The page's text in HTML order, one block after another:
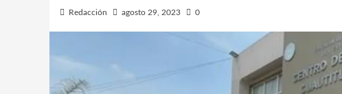
Redacción agosto 29, 2023 0